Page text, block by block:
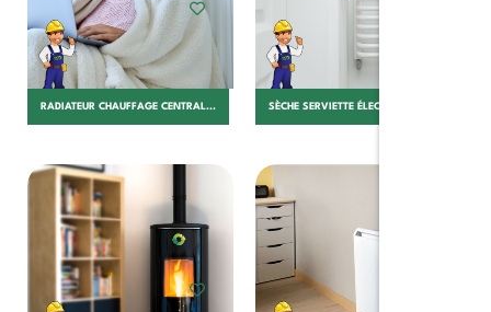
RADIATEUR CHAUFFAGE CENTRAL... SÈCHE SERVIETTE ÉLECTRIQUE...
Ajouter au panier